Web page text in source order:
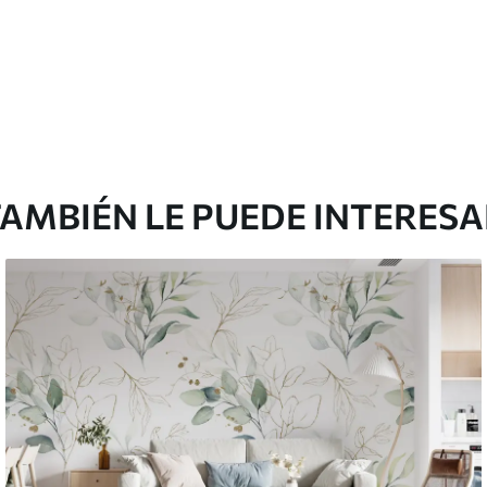
LE PUEDE